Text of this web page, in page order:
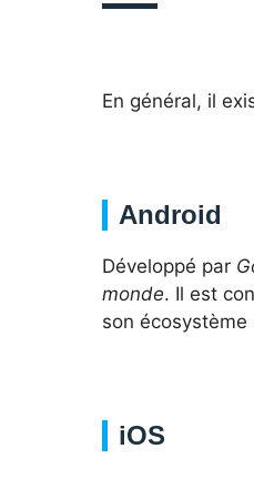
En général, il
Android
Développé par
monde. Il est
son
iOS